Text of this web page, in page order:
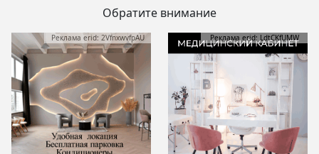
Обратите внимание
Реклама erid: 2VfnxwvfpAU Реклама erid: LdtCKfUMW